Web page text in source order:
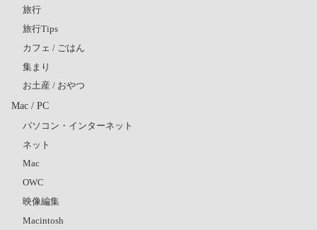
旅行
旅行Tips
カフェ / ごはん
集まり
お土産 / おやつ
Mac / PC
パソコン・インターネット
ネット
Mac
OWC
映像編集
Macintosh